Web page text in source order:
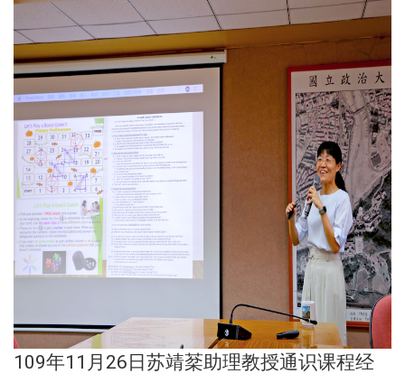
109年11月26日苏靖棻助理教授通识课程经